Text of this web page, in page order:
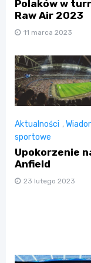
Polaków w
Raw Air 2023
11 marca 2023
Aktualności ,
sportowe
Upokorzenie
Anfield
23 lutego 2023